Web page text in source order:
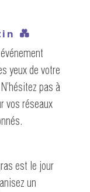
💑
yeux de votre
pas à
vos réseaux
est le jour
un